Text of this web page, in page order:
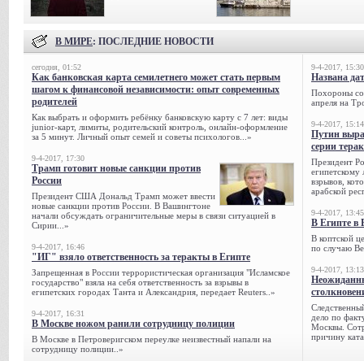
В МИРЕ: ПОСЛЕДНИЕ НОВОСТИ
сегодня, 01:52
Как банковская карта семилетнего может стать первым
шагом к финансовой независимости: опыт современных
родителей
Как выбрать и оформить ребёнку банковскую карту с 7 лет: виды
junior-карт, лимиты, родительский контроль, онлайн-оформление
за 5 минут. Личный опыт семей и советы психологов...»
9-4-2017, 17:30
Трамп готовит новые санкции против
России
Президент США Дональд Трамп может ввести
новые санкции против России. В Вашингтоне
начали обсуждать ограничительные меры в связи ситуацией в
Сирии...»
9-4-2017, 16:46
"ИГ" взяло ответственность за теракты в Египте
Запрещенная в России террористическая организация "Исламское
государство" взяла на себя ответственность за взрывы в
египетских городах Танта и Александрия, передает Reuters..»
9-4-2017, 16:31
В Москве ножом ранили сотрудницу полиции
В Москве в Петроверигском переулке неизвестный напали на
сотрудницу полиции..»
9-4-2017, 15:30
Названа
Похороны
апреля на
9-4-2017, 15:14
Путин
серии
Президент
египетскому
взрывов,
арабской
9-4-2017, 13:45
В Египте в
В коптской
по случаю
9-4-2017, 13:13
дело по
Москвы.
причину